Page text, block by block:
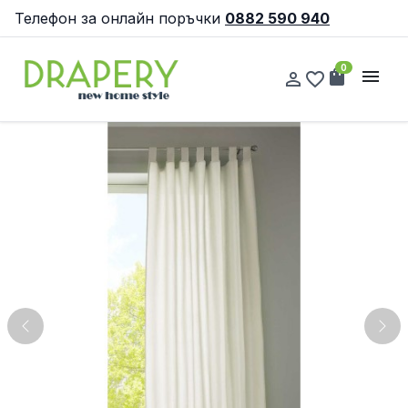
Телефон за онлайн поръчки 0882 590 940
person_outline favorite_border shopping_bag
0 menu
Previous